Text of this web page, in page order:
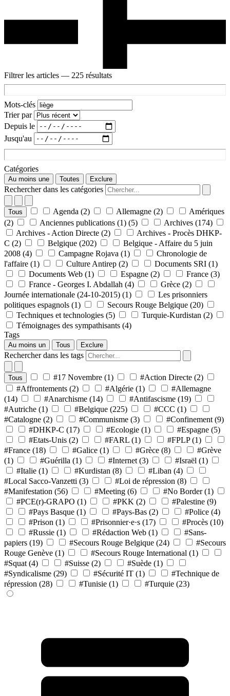
Filtrer les articles — 225 résultats
Mots-clés
Trier par
Depuis le
Jusqu'au
Catégories
Au moins une Toutes Exclure
Rechercher dans les catégories
Tous Agenda (2) Allemagne (2)
Amériques
(2)
Anciennes publications (1) (5) Archives (174)
Archives - Action Directe (2)
Archives - Procès DHKP-
C (2) Belgique (202)
Belgique - Affaire du 5 juin
2008 (4) Campagne Rojava (1)
Chronologie de
l'affaire (1) Culture Antirep (2) Documents SRI (1)
Documents Web (1) Espagne (2) France (3)
France - Georges I. Abdallah (4) Grèce (2)
Journée internationale (24-10-2015) (1)
Les prisonniers
politiques espagnols (1) Secours Rouge Belgique (20)
Techniques et technologies (5) Turquie-Kurdistan (2)
Témoignages des sympathisants (4)
Tags
Au moins un Tous Exclure
Rechercher dans les tags
Tous #17 Novembre (1) #Action Directe (2)
#Affrontements (2) #Algérie (1)
#Allemagne
(14)
#Anarchisme (14) #Antifascisme (19)
#Autriche (1) #Belgique (225) #CCC (1)
#Catalogne (2) #Communisme (3) #Confinement (9)
#DHKP-C (17) #Ecologie (1) #Espagne (5)
#Etats-Unis (2) #FARL (1) #FPLP (1)
#France (18) #Galice (1) #Grèce (8)
#Grève
(1)
#Guérilla (1) #Internet (3) #Israël (1)
#Italie (1) #Kurdistan (8) #Liban (4)
#Local Sacco-Vanzetti (3) #Loi de répression (8)
#Manifestation (56) #Meeting (6) #No Border (1)
#PCE(r)-GRAPO (1) #PKK (2) #Palestine (9)
#Pays Basque (1) #Pays-Bas (2) #Police (4)
#Prison (1) #Prisonnier·e·s (17) #Procès (10)
#Russie (1) #Rédaction Web (1)
#Sans-
papiers (19) #Secours Rouge Belgique (24)
#Secours
Rouge Genève (1) #Secours Rouge International (1)
#Squat (4) #Suisse (2) #Suède (1)
#Syndicalisme (29) #Sécurité IT (1)
#Technique de
répression (28) #Tunisie (1) #Turquie (23)